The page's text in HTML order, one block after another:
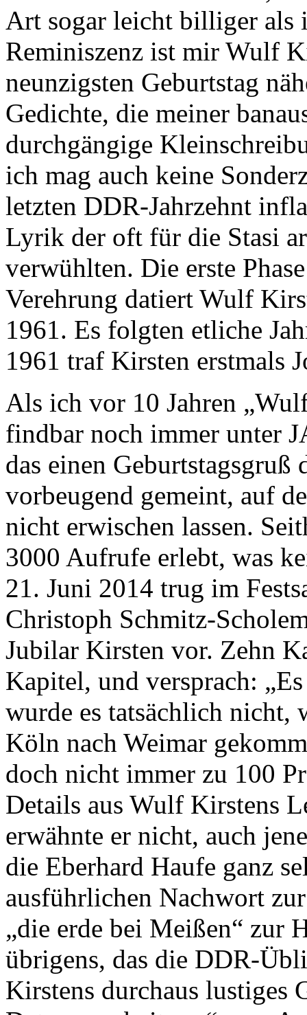
Art sogar leicht billiger als
Reminiszenz ist mir Wulf
neunzigsten Geburtstag
Gedichte, die meiner
durchgängige
ich mag auch keine
letzten DDR-Jahrzehnt
Lyrik der oft für die Stasi
verwühlten. Die erste
Verehrung datiert Wulf
1961. Es folgten etliche
1961 traf Kirsten erstmals
Als ich vor 10 Jahren
findbar noch immer unter
das einen
vorbeugend gemeint, auf
nicht erwischen lassen.
3000 Aufrufe erlebt, was
21. Juni 2014 trug im
Christoph Schmitz-
Jubilar Kirsten vor. Zehn
Kapitel, und versprach:
wurde es tatsächlich nicht,
Köln nach Weimar
doch nicht immer zu 100
Details aus Wulf Kirstens
erwähnte er nicht, auch
die Eberhard Haufe ganz
ausführlichen Nachwort
„die erde bei Meißen“ zur
übrigens, das die DDR-
Kirstens durchaus lustiges